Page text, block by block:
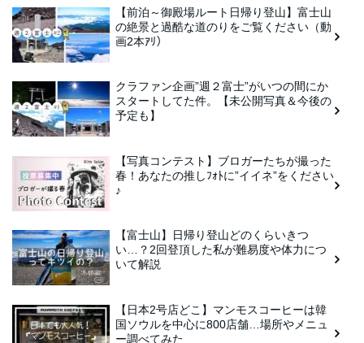
【前泊～御殿場ルート日帰り登山】富士山
の絶景と過酷な道のりをご覧ください（動
画2本ｱﾘ）
クラファン企画”週２富士”がいつの間にか
スタートしてた件。【未公開写真＆今後の
予定も】
【写真コンテスト】ブロガーたちが撮った
春！あなたの推しﾌｫﾄに”イイネ”をください
♪
【富士山】日帰り登山どのくらいきつ
い…？2回登頂した私が難易度や体力につ
いて解説
【日本2号店どこ】マンモスコーヒーは韓
国ソウルを中心に800店舗…場所やメニュ
ー調べてみた